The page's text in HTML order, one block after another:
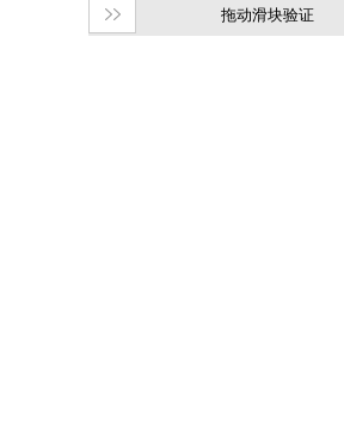
拖动滑块验证